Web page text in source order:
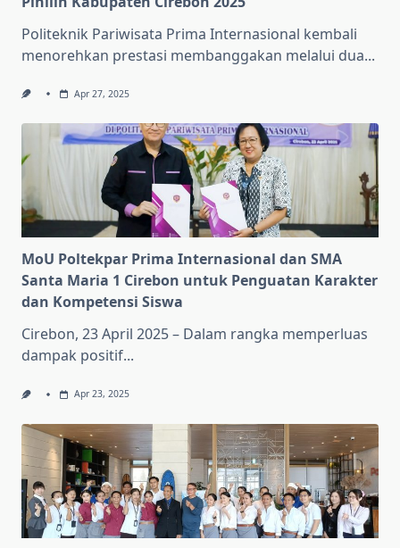
Politeknik Pariwisata Prima Internasional kembali
menorehkan prestasi membanggakan melalui dua...
Apr 27, 2025
MoU Poltekpar Prima Internasional dan SMA
Santa Maria 1 Cirebon untuk Penguatan Karakter
dan Kompetensi Siswa
Cirebon, 23 April 2025 – Dalam rangka memperluas
dampak positif...
Apr 23, 2025